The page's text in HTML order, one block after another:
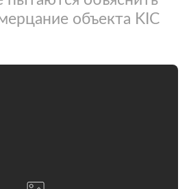
объекта KIC